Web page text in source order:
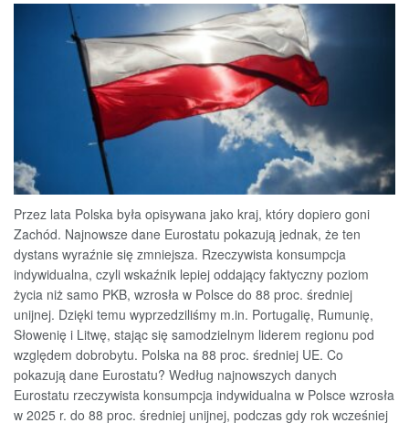
Przez lata Polska była opisywana jako kraj, który dopiero goni
Zachód. Najnowsze dane Eurostatu pokazują jednak, że ten
dystans wyraźnie się zmniejsza. Rzeczywista konsumpcja
indywidualna, czyli wskaźnik lepiej oddający faktyczny poziom
życia niż samo PKB, wzrosła w Polsce do 88 proc. średniej
unijnej. Dzięki temu wyprzedziliśmy m.in. Portugalię, Rumunię,
Słowenię i Litwę, stając się samodzielnym liderem regionu pod
względem dobrobytu. Polska na 88 proc. średniej UE. Co
pokazują dane Eurostatu? Według najnowszych danych
Eurostatu rzeczywista konsumpcja indywidualna w Polsce wzrosła
w 2025 r. do 88 proc. średniej unijnej, podczas gdy rok wcześniej